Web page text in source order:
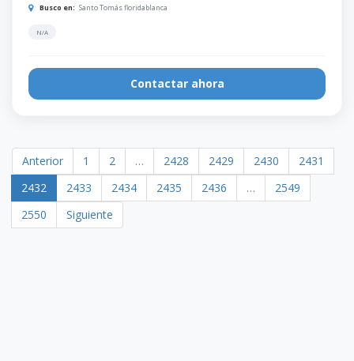
Busco en: Santo Tomás floridablanca
N/A
Contactar ahora
Anterior 1 2 … 2428 2429 2430
2431
2432
2433 2434 2435 2436 …
2549
2550
Siguiente